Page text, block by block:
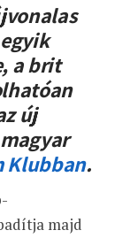
a
a brit
új
Klubban.
majd